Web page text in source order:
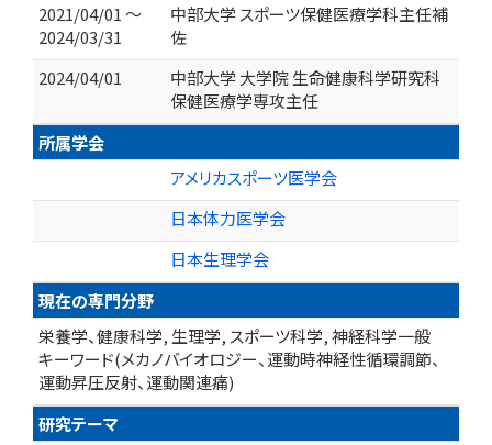
2021/04/01 ～
2024/03/31
中部大学 スポーツ保健医療学科主任補
佐
2024/04/01
中部大学 大学院 生命健康科学研究科
保健医療学専攻主任
所属学会
アメリカスポーツ医学会
日本体力医学会
日本生理学会
現在の専門分野
栄養学、健康科学, 生理学, スポーツ科学, 神経科学一般
キーワード(メカノバイオロジー、運動時神経性循環調節、
運動昇圧反射、運動関連痛)
研究テーマ